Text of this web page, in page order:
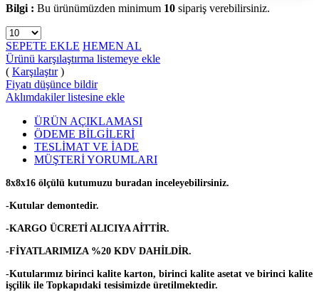
Bilgi : Bu ürünümüzden minimum 10 sipariş verebilirsiniz.
SEPETE EKLE HEMEN AL
Ürünü karşılaştırma listemeye ekle
( Karşılaştır)
Fiyatı düşünce bildir
Aklımdakiler listesine ekle
ÜRÜN AÇIKLAMASI
ÖDEME BİLGİLERİ
TESLİMAT VE İADE
MÜŞTERİ YORUMLARI
8x8x16 ölçülü kutumuzu buradan inceleyebilirsiniz.
-Kutular demontedir.
-KARGO ÜCRETİ ALICIYA AİTTİR.
-FİYATLARIMIZA %20 KDV DAHİLDİR.
-Kutularımız birinci kalite karton, birinci kalite asetat ve birinci kalite
işçilik ile Topkapıdaki tesisimizde üretilmektedir.